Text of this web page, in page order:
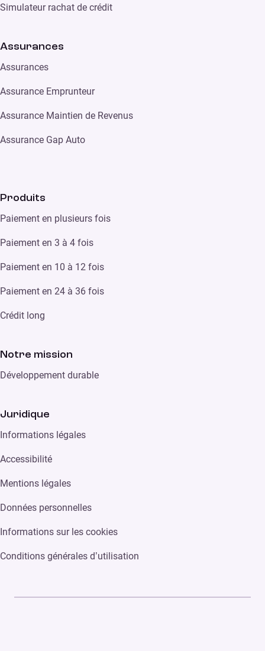
Simulateur rachat de crédit
Assurances
Assurances
Assurance Emprunteur
Assurance Maintien de Revenus
Assurance Gap Auto
Produits
Paiement en plusieurs fois
Paiement en 3 à 4 fois
Paiement en 10 à 12 fois
Paiement en 24 à 36 fois
Crédit long
Notre mission
Développement durable
Juridique
Informations légales
Accessibilité
Mentions légales
Données personnelles
Informations sur les cookies
Conditions générales d’utilisation